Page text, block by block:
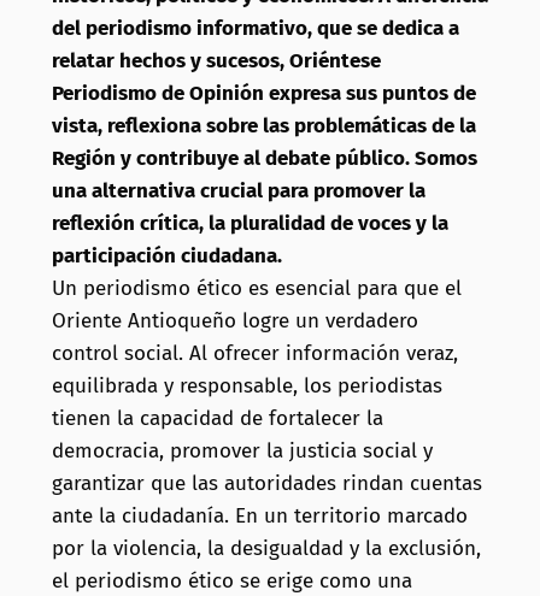
del periodismo informativo, que se dedica a
relatar hechos y sucesos, Oriéntese
Periodismo de Opinión expresa sus puntos de
vista, reflexiona sobre las problemáticas de la
Región y contribuye al debate público. Somos
una alternativa crucial para promover la
reflexión crítica, la pluralidad de voces y la
participación ciudadana.
Un periodismo ético es esencial para que el
Oriente Antioqueño logre un verdadero
control social. Al ofrecer información veraz,
equilibrada y responsable, los periodistas
tienen la capacidad de fortalecer la
democracia, promover la justicia social y
garantizar que las autoridades rindan cuentas
ante la ciudadanía. En un territorio marcado
por la violencia, la desigualdad y la exclusión,
el periodismo ético se erige como una